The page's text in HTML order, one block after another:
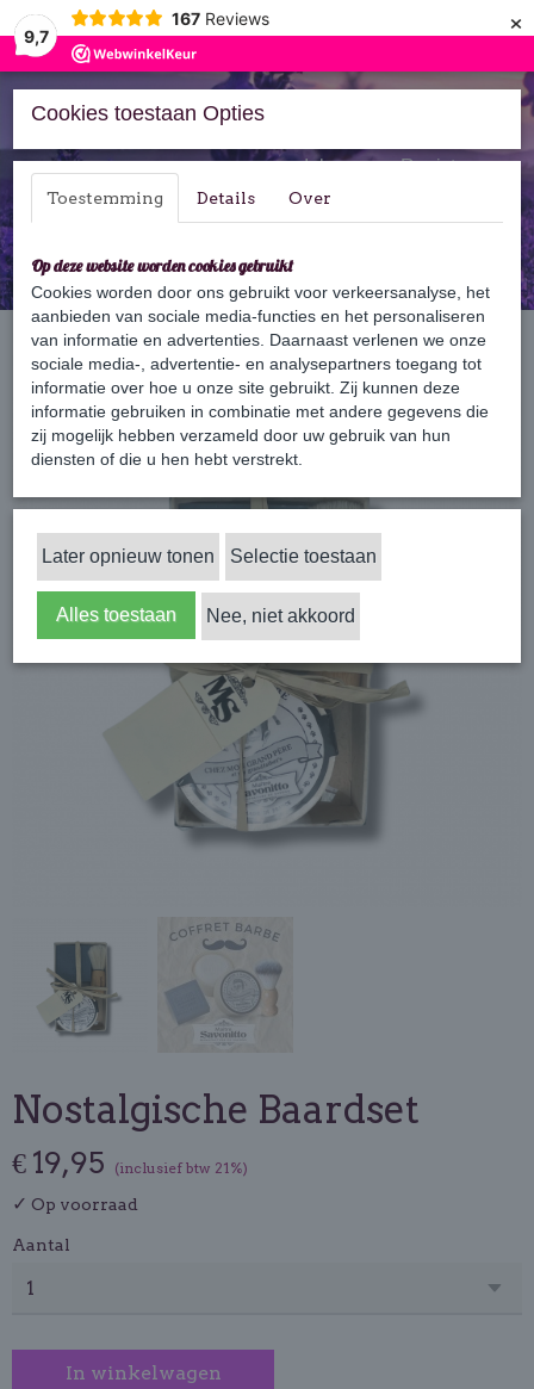
9,7
167 Reviews ×
Inloggen Registreren
Home › Cadeaus & Geschenksets › Cadeaus voor hem › Nostalgische
Baardset
Nostalgische Baardset
€ 19,95 (inclusief btw 21%)
✓ Op voorraad
Aantal
In winkelwagen
Cookies toestaan Opties
Toestemming Details Over
Op deze website worden cookies gebruikt
Cookies worden door ons gebruikt voor verkeersanalyse, het
aanbieden van sociale media-functies en het personaliseren
van informatie en advertenties. Daarnaast verlenen we onze
sociale media-, advertentie- en analysepartners toegang tot
informatie over hoe u onze site gebruikt. Zij kunnen deze
informatie gebruiken in combinatie met andere gegevens die
zij mogelijk hebben verzameld door uw gebruik van hun
diensten of die u hen hebt verstrekt.
Later opnieuw tonen Selectie toestaan
Alles toestaan Nee, niet akkoord